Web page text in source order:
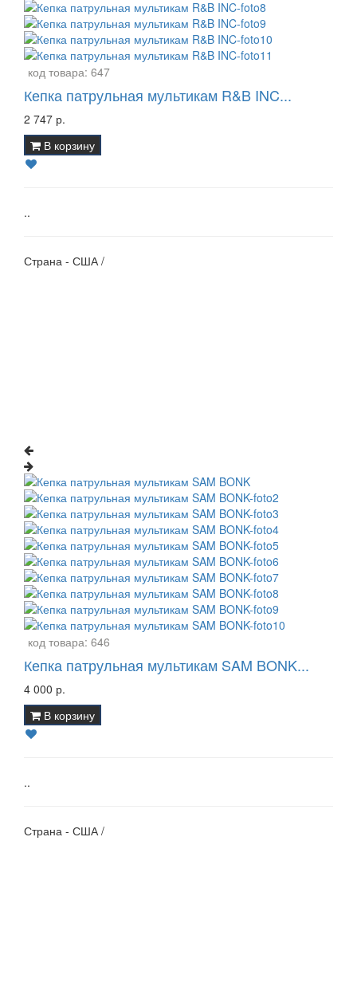
код товара: 647
Кепка патрульная мультикам R&B INC...
2 747 р.
В корзину
..
Страна - США /
код товара: 646
Кепка патрульная мультикам SAM BONK...
4 000 р.
В корзину
..
Страна - США /